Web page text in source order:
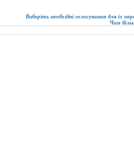
Виберіть необхідні голосування для їх
Чим